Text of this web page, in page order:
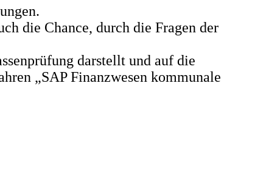
die Chance, durch die Fragen der
darstellt und auf die
„SAP Finanzwesen kommunale